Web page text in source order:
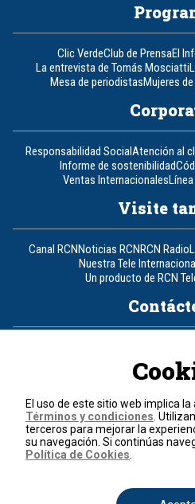
Clic VerdeClub de PrensaEl
La entrevista de Tomás Mosciatti
Mesa de periodistasMujeres
Responsabilidad SocialAtención al
Informe de sostenibilidad
Ventas Internacionales
Visite
Canal RCNNoticias RCNRCN Radio
Nuestra Tele
Un producto de RCN
Política de
Términos y
© 2026, RCN
Todos los derechos
El uso de este sitio web implica
Términos y condiciones .
terceros para mejorar la
su navegación. Si continúas
Política de Cookies